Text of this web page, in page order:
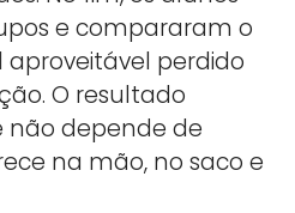
e compararam o
perdido
O resultado
não depende de
na mão, no saco e